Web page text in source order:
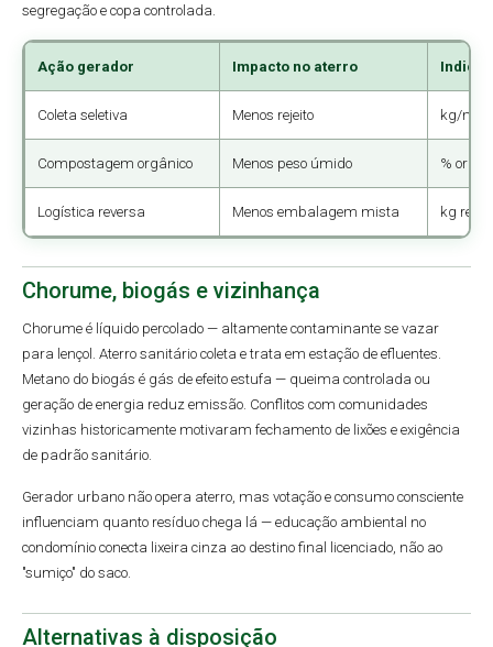
segregação e copa controlada.
Ação gerador Impacto no aterro
Coleta seletiva Menos rejeito kg/
Compostagem orgânico Menos peso úmido %
Logística reversa Menos embalagem mista kg
Chorume, biogás e vizinhança
Chorume é líquido percolado — altamente contaminante se vazar
para lençol. Aterro sanitário coleta e trata em estação de efluentes.
Metano do biogás é gás de efeito estufa — queima controlada ou
geração de energia reduz emissão. Conflitos com comunidades
vizinhas historicamente motivaram fechamento de lixões e exigência
de padrão sanitário.
Gerador urbano não opera aterro, mas votação e consumo consciente
influenciam quanto resíduo chega lá — educação ambiental no
condomínio conecta lixeira cinza ao destino final licenciado, não ao
"sumiço" do saco.
Alternativas à disposição